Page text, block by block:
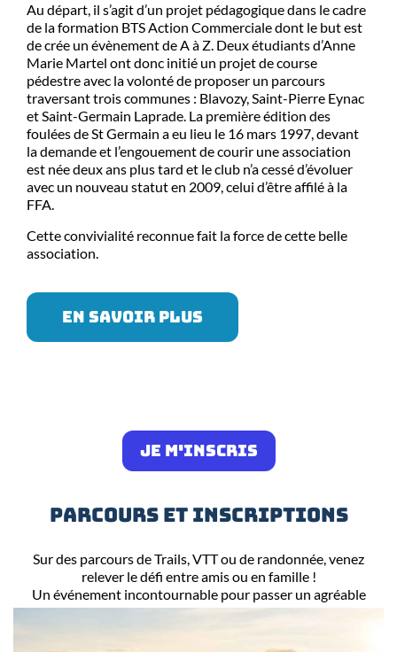
Au départ, il s’agit d’un projet pédagogique dans le cadre
de la formation BTS Action Commerciale dont le but est
de crée un évènement de A à Z. Deux étudiants d’Anne
Marie Martel ont donc initié un projet de course
pédestre avec la volonté de proposer un parcours
traversant trois communes : Blavozy, Saint-Pierre Eynac
et Saint-Germain Laprade. La première édition des
foulées de St Germain a eu lieu le 16 mars 1997, devant
la demande et l’engouement de courir une association
est née deux ans plus tard et le club n’a cessé d’évoluer
avec un nouveau statut en 2009, celui d’être affilé à la
FFA.
Cette convivialité reconnue fait la force de cette belle
association.
EN SAVOIR PLUS
JE M'INSCRIS
PARCOURS ET INSCRIPTIONS
Sur des parcours de Trails, VTT ou de randonnée, venez
relever le défi entre amis ou en famille !
Un événement incontournable pour passer un agréable
moment sportif dans la bonne humeur !